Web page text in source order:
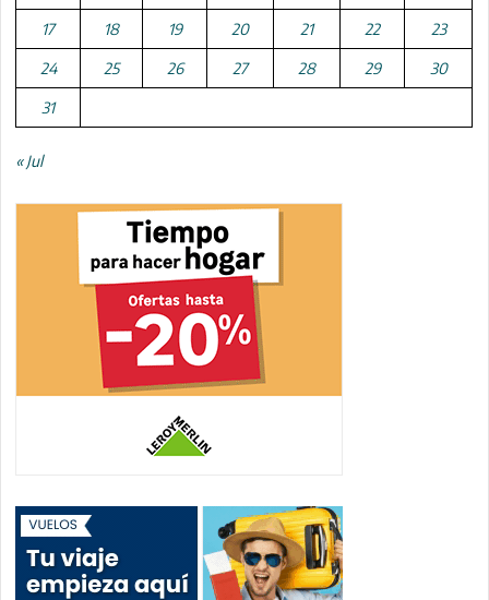
17 18 19 20 21 22 23
24 25 26 27 28 29 30
31
« Jul